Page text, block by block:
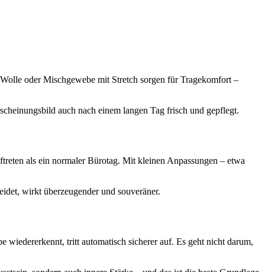
oder Mischgewebe mit Stretch sorgen für Tragekomfort –
auch nach einem langen Tag frisch und gepflegt.
als ein normaler Bürotag. Mit kleinen Anpassungen – etwa
wirkt überzeugender und souveräner.
wiedererkennt, tritt automatisch sicherer auf. Es geht nicht darum,